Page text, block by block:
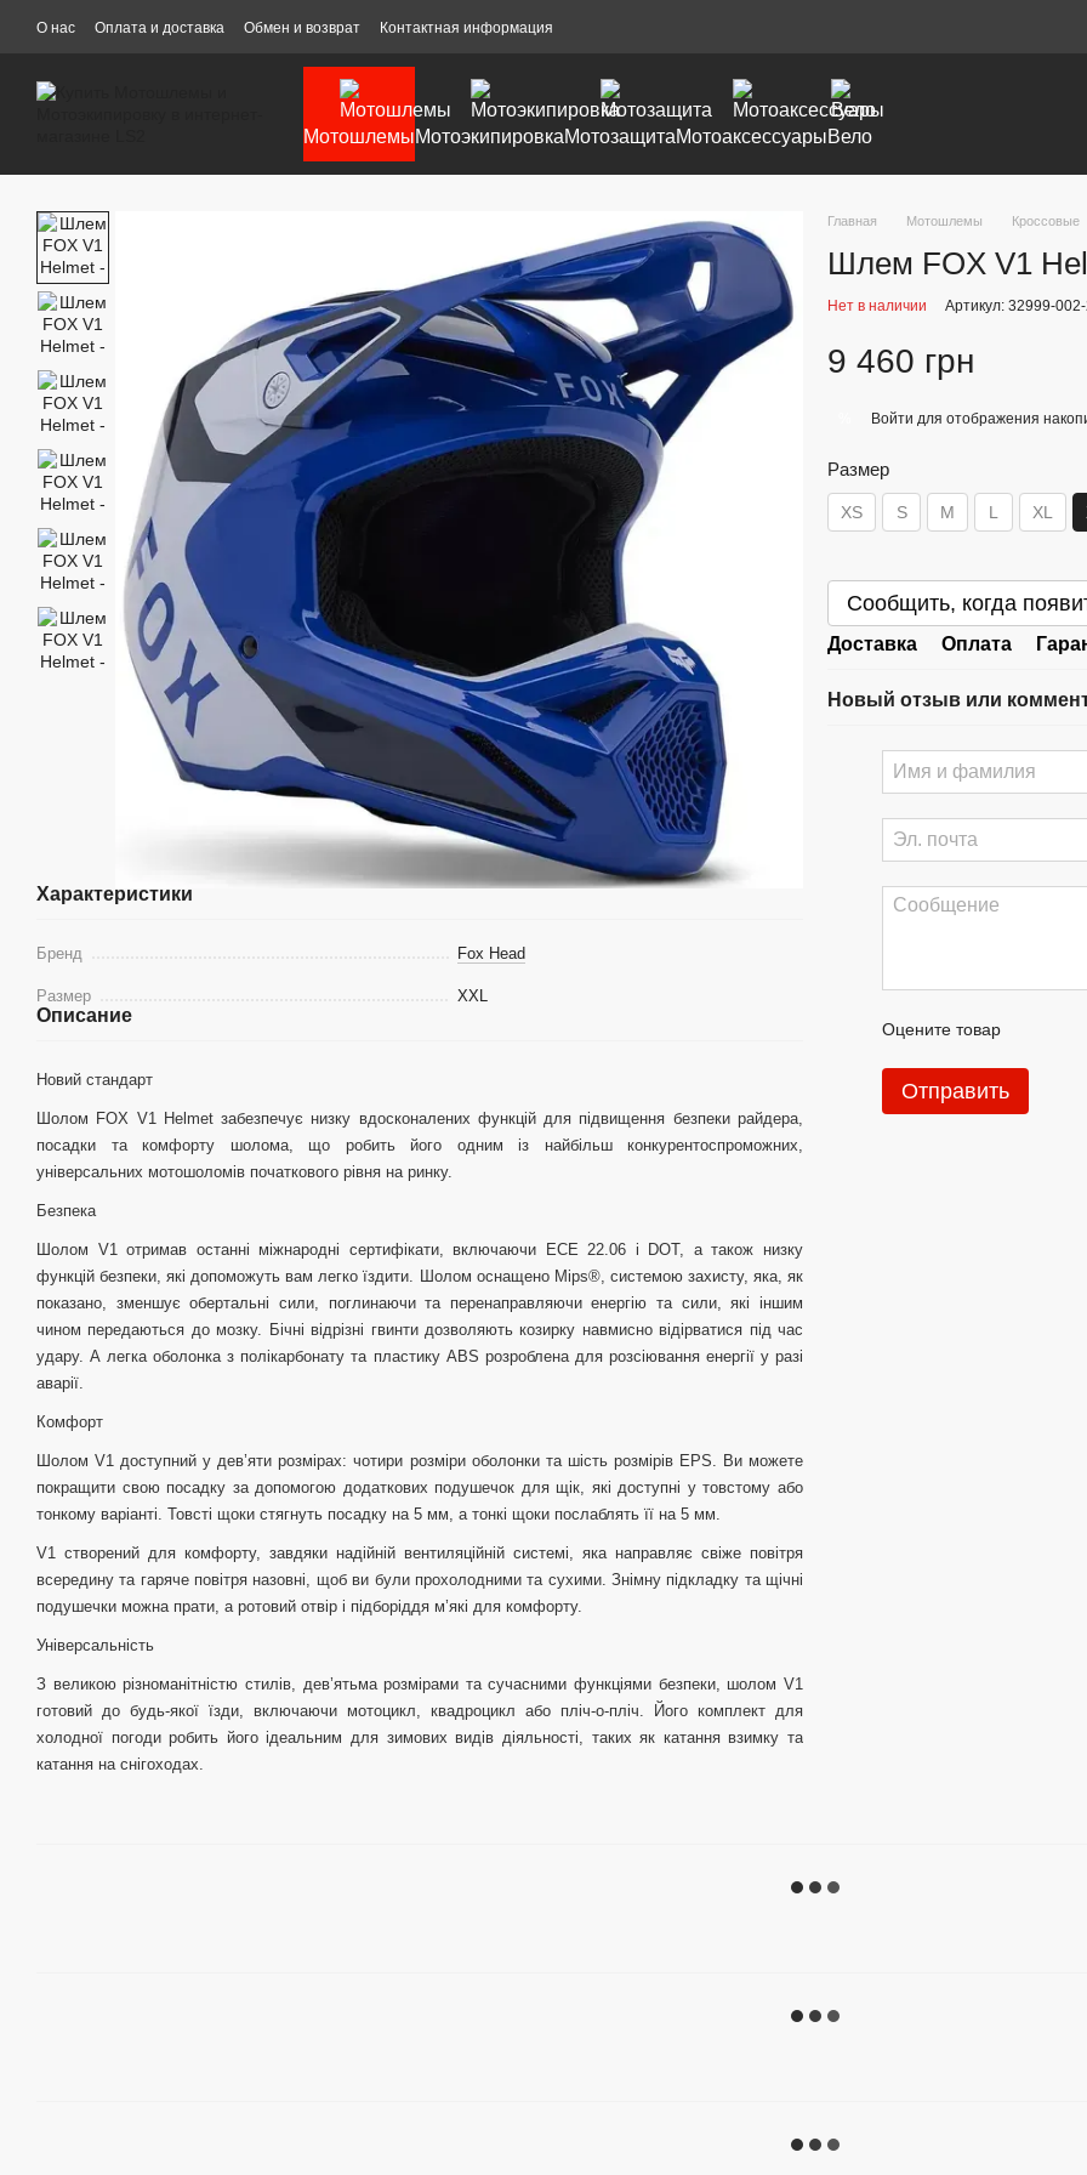
Перейти к основному контенту
О нас Оплата и доставка Обмен и возврат Контактная информация
МотошлемыМотоэкипировкаМотозащитаМотоаксессуарыВело
Характеристики
Бренд Fox Head
Размер XXL
Описание
Новий стандарт
Шолом FOX V1 Helmet забезпечує низку вдосконалених функцій для підвищення безпеки райдера,
посадки та комфорту шолома, що робить його одним із найбільш конкурентоспроможних,
універсальних мотошоломів початкового рівня на ринку.
Безпека
Шолом V1 отримав останні міжнародні сертифікати, включаючи ECE 22.06 і DOT, а також низку
функцій безпеки, які допоможуть вам легко їздити. Шолом оснащено Mips®, системою захисту, яка, як
показано, зменшує обертальні сили, поглинаючи та перенаправляючи енергію та сили, які іншим
чином передаються до мозку. Бічні відрізні гвинти дозволяють козирку навмисно відірватися під час
удару. А легка оболонка з полікарбонату та пластику ABS розроблена для розсіювання енергії у разі
аварії.
Комфорт
Шолом V1 доступний у дев’яти розмірах: чотири розміри оболонки та шість розмірів EPS. Ви можете
покращити свою посадку за допомогою додаткових подушечок для щік, які доступні у товстому або
тонкому варіанті. Товсті щоки стягнуть посадку на 5 мм, а тонкі щоки послаблять її на 5 мм.
V1 створений для комфорту, завдяки надійній вентиляційній системі, яка направляє свіже повітря
всередину та гаряче повітря назовні, щоб ви були прохолодними та сухими. Знімну підкладку та щічні
подушечки можна прати, а ротовий отвір і підборіддя м’які для комфорту.
Універсальність
З великою різноманітністю стилів, дев’ятьма розмірами та сучасними функціями безпеки, шолом V1
готовий до будь-якої їзди, включаючи мотоцикл, квадроцикл або пліч-о-пліч. Його комплект для
холодної погоди робить його ідеальним для зимових видів діяльності, таких як катання взимку та
катання на снігоходах.
Главная Мотошлемы Кроссовые
Шлем FOX V1
Нет в наличии Артикул: 32999-
9 460 грн
Войти для отображения
Размер
XS S M L XL
Сообщить, когда
Доставка Оплата
Новый отзыв или
Оцените товар
Отправить